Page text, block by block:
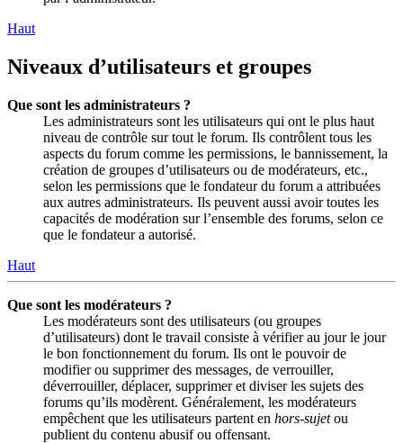
Haut
Niveaux d’utilisateurs et groupes
Que sont les administrateurs ?
Les administrateurs sont les utilisateurs qui ont le plus haut
niveau de contrôle sur tout le forum. Ils contrôlent tous les
aspects du forum comme les permissions, le bannissement, la
création de groupes d’utilisateurs ou de modérateurs, etc.,
selon les permissions que le fondateur du forum a attribuées
aux autres administrateurs. Ils peuvent aussi avoir toutes les
capacités de modération sur l’ensemble des forums, selon ce
que le fondateur a autorisé.
Haut
Que sont les modérateurs ?
Les modérateurs sont des utilisateurs (ou groupes
d’utilisateurs) dont le travail consiste à vérifier au jour le jour
le bon fonctionnement du forum. Ils ont le pouvoir de
modifier ou supprimer des messages, de verrouiller,
déverrouiller, déplacer, supprimer et diviser les sujets des
forums qu’ils modèrent. Généralement, les modérateurs
empêchent que les utilisateurs partent en hors-sujetou
publient du contenu abusif ou offensant.